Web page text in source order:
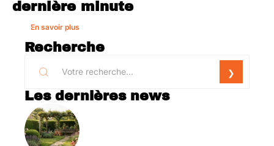
dernière minute
En savoir plus
Recherche
Les dernières news